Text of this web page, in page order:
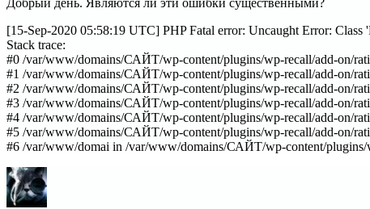
[15-Sep-2020 05:58:19 UTC] PHP Fatal error: Uncaught Error:
Stack trace:
#0 /var/www/domains/САЙТ/wp-content/plugins/wp-recall/add-on/
#1 /var/www/domains/САЙТ/wp-content/plugins/wp-recall/add-on/
#2 /var/www/domains/САЙТ/wp-content/plugins/wp-recall/add-on/
#3 /var/www/domains/САЙТ/wp-content/plugins/wp-recall/add-on/
#4 /var/www/domains/САЙТ/wp-content/plugins/wp-recall/add-on/
#5 /var/www/domains/САЙТ/wp-content/plugins/wp-recall/add-on/
#6 /var/www/domai in /var/www/domains/САЙТ/wp-content/plugins/